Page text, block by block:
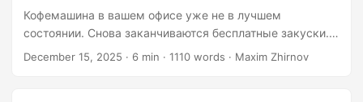
Кофемашина в вашем офисе уже не в лучшем
состоянии. Снова заканчиваются бесплатные закуски.
Кто-то опубликовал в канале Slack ещё один скриншот
December 15, 2025 · 6 min · 1110 words · Maxim Zhirnov